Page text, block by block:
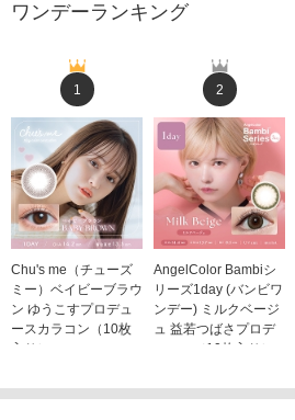
ワンデーランキング
1
Chu's me（チューズ
ミー）ベイビーブラウ
ン ゆうこすプロデュ
ースカラコン（10枚
入り）
2
AngelColor Bambiシ
リーズ1day (バンビワ
ンデー) ミルクベージ
ュ 益若つばさプロデ
ュース（10枚入り）